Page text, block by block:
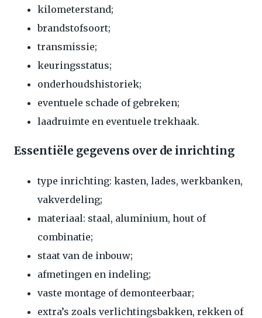
kilometerstand;
brandstofsoort;
transmissie;
keuringsstatus;
onderhoudshistoriek;
eventuele schade of gebreken;
laadruimte en eventuele trekhaak.
Essentiële gegevens over de inrichting
type inrichting: kasten, lades, werkbanken,
vakverdeling;
materiaal: staal, aluminium, hout of
combinatie;
staat van de inbouw;
afmetingen en indeling;
vaste montage of demonteerbaar;
extra’s zoals verlichtingsbakken, rekken of